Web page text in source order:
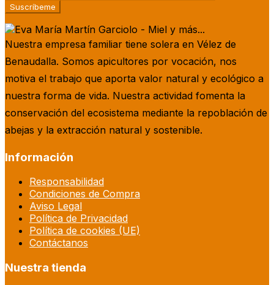
Nuestra empresa familiar tiene solera en Vélez de
Benaudalla. Somos apicultores por vocación, nos
motiva el trabajo que aporta valor natural y ecológico a
nuestra forma de vida. Nuestra actividad fomenta la
conservación del ecosistema mediante la repoblación de
abejas y la extracción natural y sostenible.
Información
Responsabilidad
Condiciones de Compra
Aviso Legal
Política de Privacidad
Política de cookies (UE)
Contáctanos
Nuestra tienda